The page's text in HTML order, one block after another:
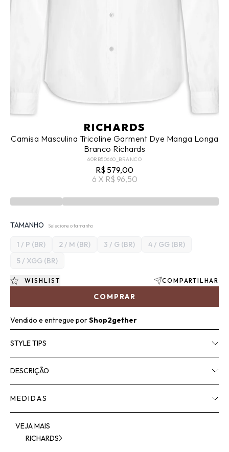
RICHARDS
Camisa Masculina Tricoline Garment Dye Manga Longa
Branco Richards
60RB50660_BRANCO
R$ 579,00
6 X R$ 96,50
TAMANHO Selecione o tamanho
1 / P (BR) 2 / M (BR) 3 / G (BR)
4 / GG (BR)
5 / XGG (BR)
COMPRAR
WISHLIST COMPARTILHAR
Vendido e entregue porShop2gether
STYLE TIPS
DESCRIÇÃO
MEDIDAS
VEJA MAIS
RICHARDS